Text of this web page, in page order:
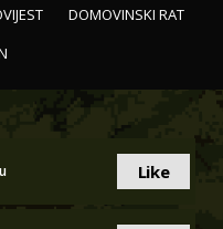
DOMOVINSKI RAT
Like